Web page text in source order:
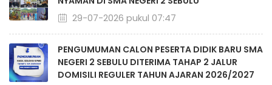
29-07-2026 pukul 07:47
PENGUMUMAN CALON PESERTA DIDIK BARU SMA
NEGERI 2 SEBULU DITERIMA TAHAP 2 JALUR
DOMISILI REGULER TAHUN AJARAN 2026/2027